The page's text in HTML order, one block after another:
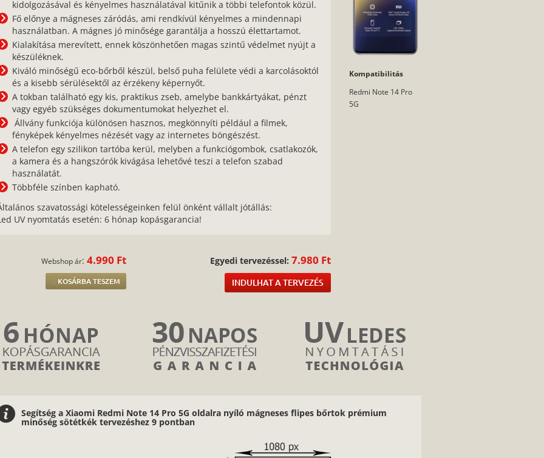
kidolgozásával és kényelmes használatával kitűnik a többi telefontok közül.
Fő előnye a mágneses záródás, ami rendkívül kényelmes a mindennapi
használatban. A mágnes jó minősége garantálja a hosszú élettartamot.
Kialakítása merevített, ennek köszönhetően magas szintű védelmet nyújt a
készüléknek.
Kiváló minőségű eco-bőrből készül, belső puha felülete védi a karcolásoktól
és a kisebb sérülésektől az érzékeny képernyőt.
A tokban található egy kis, praktikus zseb, amelybe bankkártyákat, pénzt
vagy egyéb szükséges dokumentumokat helyezhet el.
Állvány funkciója különösen hasznos, megkönnyíti például a filmek,
fényképek kényelmes nézését vagy az internetes böngészést.
A telefon egy szilikon tartóba kerül, melyben a funkciógombok, csatlakozók,
a kamera és a hangszórók kivágása lehetővé teszi a telefon szabad
használatát.
Többféle színben kapható.
szavatossági kötelességeinken felül önként vállalt jótállás:
UV nyomtatás esetén: 6 hónap kopásgarancia!
Webshop ár:4.990 Ft
KOSÁRBA TESZEM
Egyedi tervezéssel: 7.980 Ft
INDULHAT A TERVEZÉS
Kompatibilitás
Redmi Note 14 Pro
5G
Segítség a Xiaomi Redmi Note 14 Pro 5G oldalra nyíló mágneses flipes bőrtok prémium
minőség sötétkék tervezéshez 9 pontban